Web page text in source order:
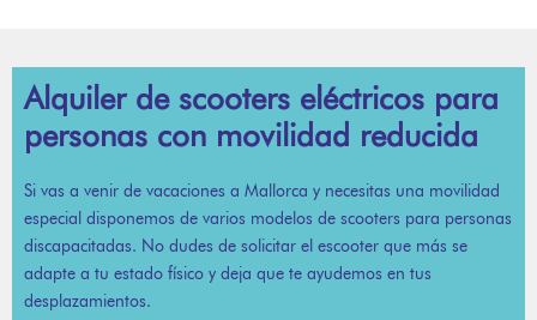
Alquiler de scooters eléctricos para
personas con movilidad reducida
Si vas a venir de vacaciones a Mallorca y necesitas una movilidad
especial disponemos de varios modelos de scooters para personas
discapacitadas. No dudes de solicitar el escooter que más se
adapte a tu estado físico y deja que te ayudemos en tus
desplazamientos.